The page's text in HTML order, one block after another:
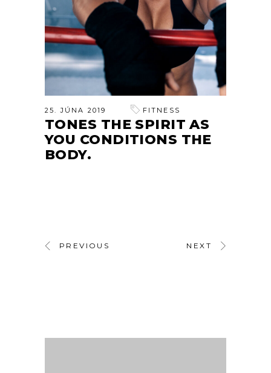
25. JÚNA 2019 FITNESS
TONES THE SPIRIT AS
YOU CONDITIONS THE
BODY.
PREVIOUS NEXT